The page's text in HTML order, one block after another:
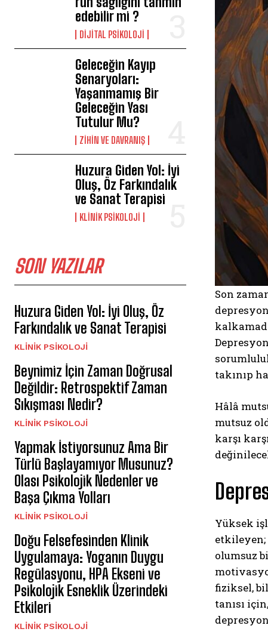
edebilir mi ?
DIJITAL PSIKOLOJI
Geleceğin Kayıp
Senaryoları:
Yaşanmamış Bir
Geleceğin Yası
Tutulur Mu?
⁠ZIHIN VE DAVRANIŞ
Huzura Giden Yol: İyi
Oluş, Öz Farkındalık
ve Sanat Terapisi
KLINIK PSIKOLOJI
SON YAZILAR
Huzura Giden Yol: İyi Oluş, Öz
Farkındalık ve Sanat Terapisi
KLINIK PSIKOLOJI
Beynimiz İçin Zaman Doğrusal
Değildir: Retrospektif Zaman
Sıkışması Nedir?
KLINIK PSIKOLOJI
Yapmak İstiyorsunuz Ama Bir
Türlü Başlayamıyor Musunuz?
Olası Psikolojik Nedenler ve
Başa Çıkma Yolları
KLINIK PSIKOLOJI
Doğu Felsefesinden Klinik
Uygulamaya: Yoganın Duygu
Regülasyonu, HPA Ekseni ve
Psikolojik Esneklik Üzerindeki
Etkileri
KLINIK PSIKOLOJI
Son
takınıp
Hâlâ
mutsuz
karşı
Yüksek
etkileyen;
olumsuz
fiziksel,
tanısı